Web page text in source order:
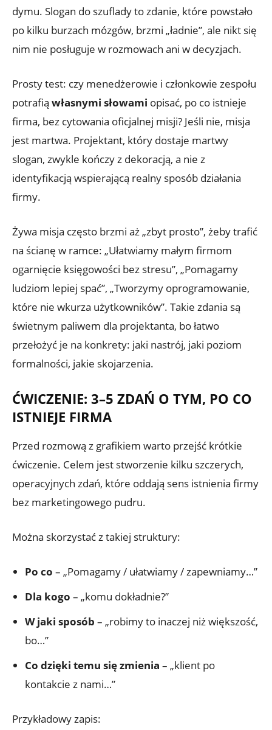
dymu. Slogan do szuflady to zdanie, które powstało
po kilku burzach mózgów, brzmi „ładnie”, ale nikt się
nim nie posługuje w rozmowach ani w decyzjach.
Prosty test: czy menedżerowie i członkowie zespołu
potrafią własnymi słowami opisać, po co istnieje
firma, bez cytowania oficjalnej misji? Jeśli nie, misja
jest martwa. Projektant, który dostaje martwy
slogan, zwykle kończy z dekoracją, a nie z
identyfikacją wspierającą realny sposób działania
firmy.
Żywa misja często brzmi aż „zbyt prosto”, żeby trafić
na ścianę w ramce: „Ułatwiamy małym firmom
ogarnięcie księgowości bez stresu”, „Pomagamy
ludziom lepiej spać”, „Tworzymy oprogramowanie,
które nie wkurza użytkowników”. Takie zdania są
świetnym paliwem dla projektanta, bo łatwo
przełożyć je na konkrety: jaki nastrój, jaki poziom
formalności, jakie skojarzenia.
ĆWICZENIE: 3–5 ZDAŃ O TYM, PO CO
ISTNIEJE FIRMA
Przed rozmową z grafikiem warto przejść krótkie
ćwiczenie. Celem jest stworzenie kilku szczerych,
operacyjnych zdań, które oddają sens istnienia firmy
bez marketingowego pudru.
Można skorzystać z takiej struktury:
Po co – „Pomagamy / ułatwiamy / zapewniamy…”
Dla kogo – „komu dokładnie?”
W jaki sposób – „robimy to inaczej niż większość,
bo…”
Co dzięki temu się zmienia – „klient po
kontakcie z nami…”
Przykładowy zapis: